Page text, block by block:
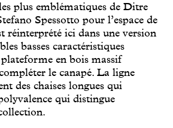
plus emblématiques de Ditre
Spessotto pour l’espace de
réinterprété ici dans une version
basses caractéristiques
plateforme en bois massif
le canapé. La ligne
des chaises longues qui
qui distingue